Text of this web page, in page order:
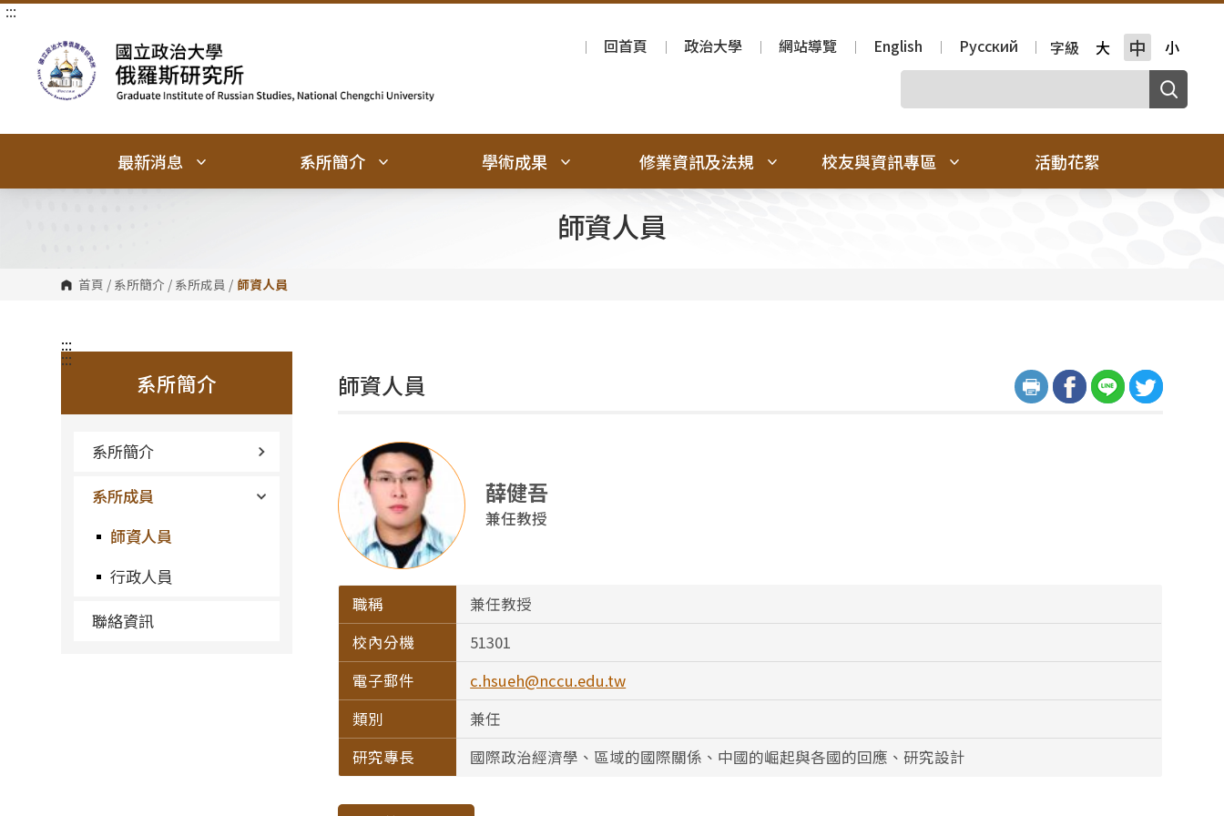
跳
跳
:::
回首頁
政治大學 網站導覽 English Русский 字級 大 中 小
最新消息 系所簡介 學術成果 修業資訊及法規 校友與資訊專區 活動花絮
師資人員
首頁 / 系所簡介 / 系所成員 / 師資人員
:::
系所簡介
系所簡介
系所成員
師資人員
行政人員
聯絡資訊
:::
師資人員
薛健吾
兼任教授
職稱
兼任教授
校內分機
51301
電子郵件
c.hsueh@nccu.edu.tw
類別
兼任
研究專長
國際政治經濟學、區域的國際關係、中國的崛起與各國的回應、研究設計